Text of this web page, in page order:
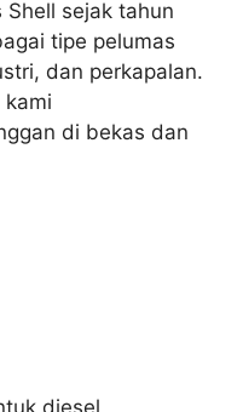
sejak tahun
tipe pelumas
dan perkapalan.
kami
di bekas dan